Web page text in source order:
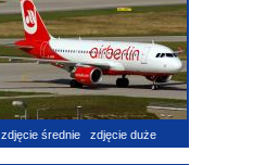
zdjęcie średnie zdjęcie duże